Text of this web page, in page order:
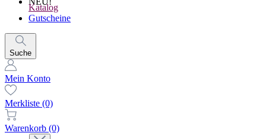
Katalog
Gutscheine
Suche
Mein Konto
Merkliste (0)
Warenkorb (0)